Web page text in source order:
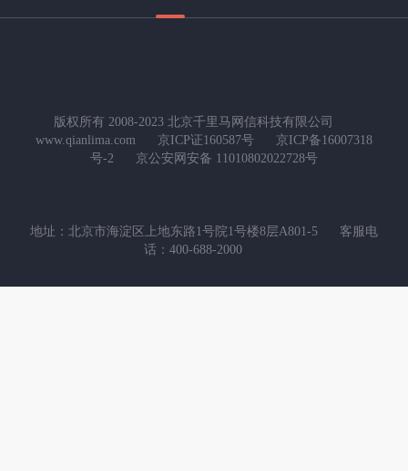
版权所有 2008-2023 北京千里马网信科技有限公司
www.qianlima.com
京ICP证160587号
京ICP备16007318
号-2
京公安网安备 11010802022728号
地址：北京市海淀区上地东路1号院1号楼8层A801-5
客服电
话：400-688-2000